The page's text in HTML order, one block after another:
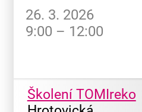
26. 3. 2026
9:00 – 12:00
Školení TOMIreko